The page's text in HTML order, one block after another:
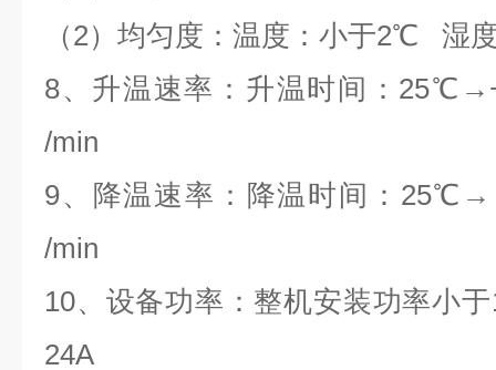
（2）均匀度：温度：小于2℃ 湿
8、升温速率：升温时间：
/min
9、降温速率：降温时间：
/min
10、设备功率：整机安装功率小
24A